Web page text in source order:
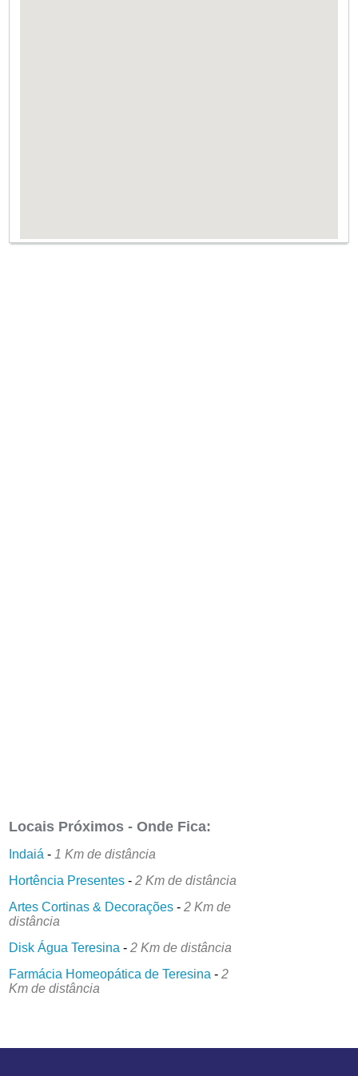
Locais Próximos - Onde Fica:
Indaiá - 1 Km de distância
Hortência Presentes -2 Km de distância
Artes Cortinas & Decorações -2 Km de
distância
Disk Água Teresina -2 Km de distância
Farmácia Homeopática de Teresina -2
Km de distância